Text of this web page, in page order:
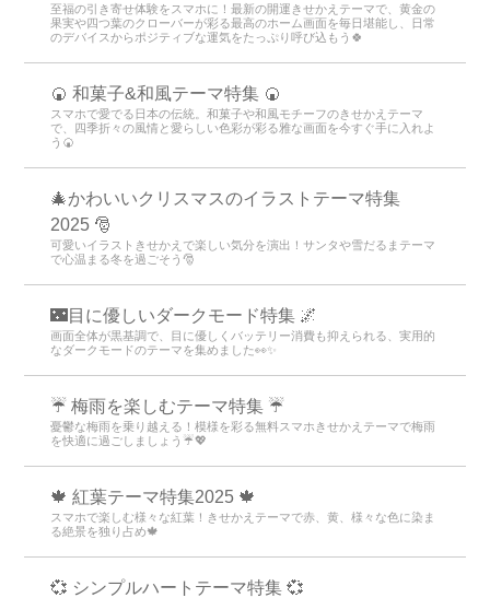
至福の引き寄せ体験をスマホに！最新の開運きせかえテーマで、黄金の
果実や四つ葉のクローバーが彩る最高のホーム画面を毎日堪能し、日常
のデバイスからポジティブな運気をたっぷり呼び込もう🍀
🍘 和菓子&和風テーマ特集 🍘
スマホで愛でる日本の伝統。和菓子や和風モチーフのきせかえテーマ
で、四季折々の風情と愛らしい色彩が彩る雅な画面を今すぐ手に入れよ
う🍘
🎄かわいいクリスマスのイラストテーマ特集
2025 🎅
可愛いイラストきせかえで楽しい気分を演出！サンタや雪だるまテーマ
で心温まる冬を過ごそう🎅
🌃目に優しいダークモード特集 🌌
画面全体が黒基調で、目に優しくバッテリー消費も抑えられる、実用的
なダークモードのテーマを集めました👀✨
☔ 梅雨を楽しむテーマ特集 ☔
憂鬱な梅雨を乗り越える！模様を彩る無料スマホきせかえテーマで梅雨
を快適に過ごしましょう☔💖
🍁 紅葉テーマ特集2025 🍁
スマホで楽しむ様々な紅葉！きせかえテーマで赤、黄、様々な色に染ま
る絶景を独り占め🍁
💞 シンプルハートテーマ特集 💞